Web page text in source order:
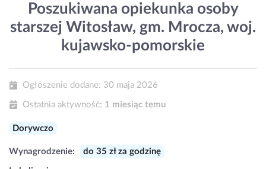
Poszukiwana opiekunka osoby
starszej Witosław, gm. Mrocza, woj.
kujawsko-pomorskie
Ogłoszenie dodane: 30 maja 2026
Ostatnia aktywność: 1 miesiąc temu
Dorywczo
Wynagrodzenie: do 35 zł za godzinę